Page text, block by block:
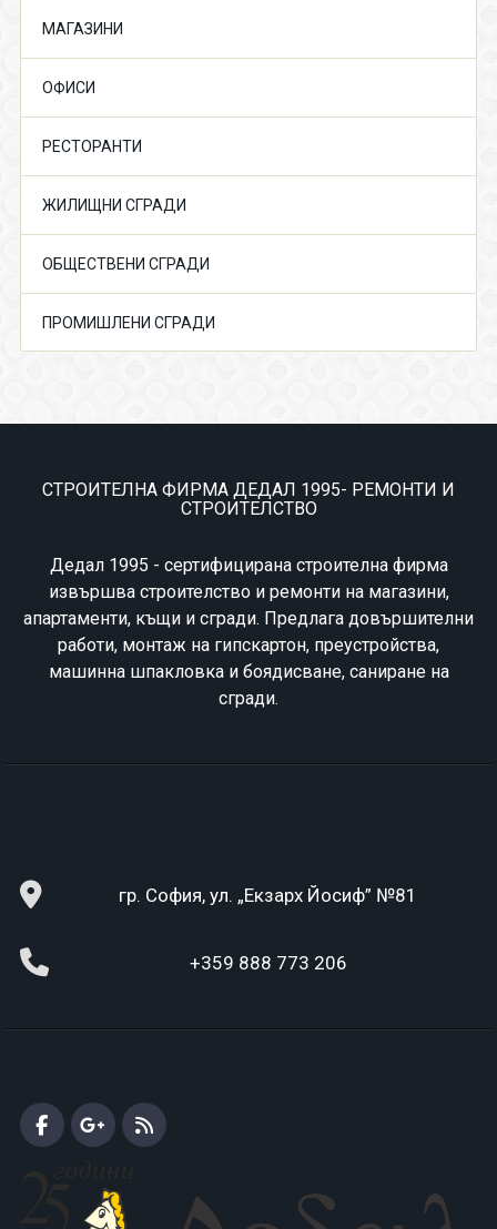
МАГАЗИНИ
ОФИСИ
РЕСТОРАНТИ
ЖИЛИЩНИ СГРАДИ
ОБЩЕСТВЕНИ СГРАДИ
ПРОМИШЛЕНИ СГРАДИ
СТРОИТЕЛНА ФИРМА ДЕДАЛ 1995- РЕМОНТИ И
СТРОИТЕЛСТВО
Дедал 1995 - сертифицирана строителна фирма
извършва строителство и ремонти на магазини,
апартаменти, къщи и сгради. Предлага довършителни
работи, монтаж на гипскартон, преустройства,
машинна шпакловка и боядисване, саниране на
сгради.
гр. София, ул. „Екзарх Йосиф” №81
+359 888 773 206